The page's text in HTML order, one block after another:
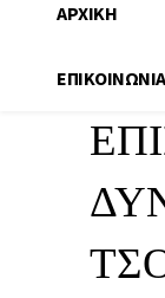
ΑΡΧΙΚΉ
ΕΠΙΚΟΙΝΩΝΊΑ